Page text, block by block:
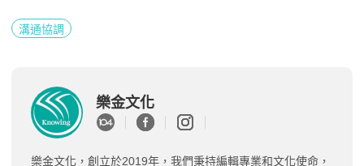
溝通協調
樂金文化
樂金文化，創立於2019年，我們秉持編輯專業和文化使命，